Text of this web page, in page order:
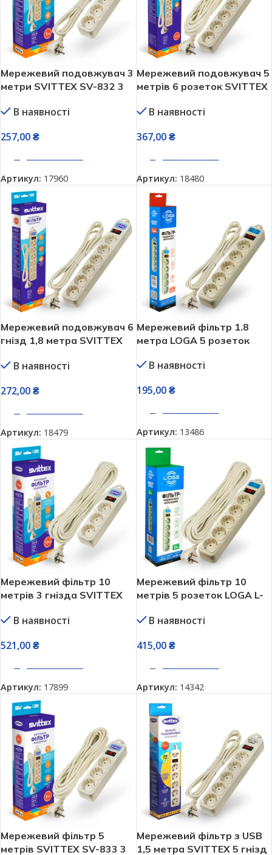
Мережевий подовжувач 3
метри SVITTEX SV-832 3
В наявності
257,00₴
Артикул: 17960
Мережевий подовжувач 5
метрів 6 розеток SVITTEX
В наявності
367,00₴
Артикул: 18480
Мережевий подовжувач 6
гнізд 1,8 метра SVITTEX
В наявності
272,00₴
Артикул: 18479
Мережевий фільтр 1.8
метра LOGA 5 розеток
В наявності
195,00₴
Артикул: 13486
Мережевий фільтр 10
метрів 3 гнізда SVITTEX
В наявності
521,00₴
Артикул: 17899
Мережевий фільтр 10
метрів 5 розеток LOGA L-
В наявності
415,00₴
Артикул: 14342
Мережевий фільтр 5
метрів SVITTEX SV-833 3
Мережевий фільтр з USB
1,5 метра SVITTEX 5 гнізд